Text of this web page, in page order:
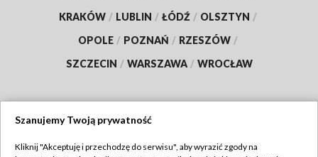
KRAKÓW / LUBLIN / ŁÓDŹ / OLSZTYN /
OPOLE / POZNAŃ / RZESZÓW /
SZCZECIN / WARSZAWA / WROCŁAW
Szanujemy Twoją prywatność
Kliknij "Akceptuję i przechodzę do serwisu", aby wyrazić zgody na